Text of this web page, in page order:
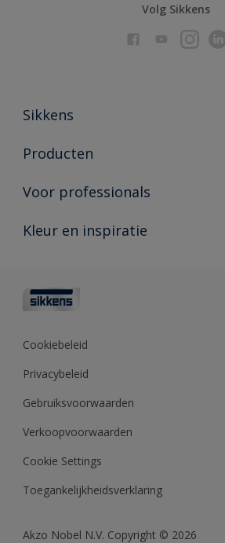
Volg Sikkens
Sikkens
Over Sikkens
Duurzaamheid
Producten
Producten voor binnen
Vind je verkooppunt
Voor professionals
Advies & service
Polyfilla Pro
Sikkens Center
Kleur en inspiratie
Kleurcollecties
Kennisbank
Cookiebeleid
Privacybeleid
Gebruiksvoorwaarden
Verkoopvoorwaarden
Cookie Settings
Toegankelijkheidsverklaring
Akzo Nobel N.V. Copyright © 2026